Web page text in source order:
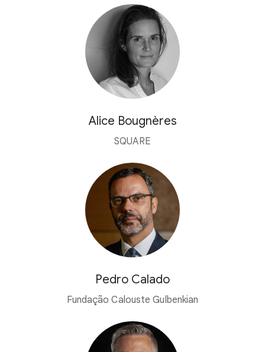
Alice Bougnères
SQUARE
Pedro Calado
Fundação Calouste Gulbenkian